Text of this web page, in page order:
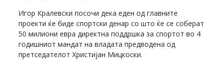
Игор Кралевски посочи дека еден од главните
проекти ќе биде спортски денар со што ќе се соберат
50 милиони евра директна поддршка за спортот во 4
годишниот мандат на владата предводена од
претседателот Христијан Мицкоски.